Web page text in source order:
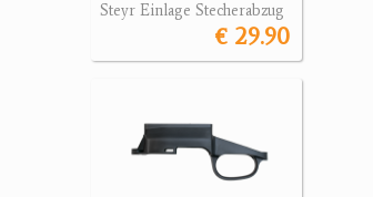
Steyr Einlage Stecherabzug
€ 29.90